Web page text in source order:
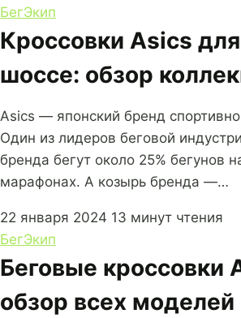
БегЭкип
Кроссовки Asics
шоссе: обзор
Asics — японский бренд
Один из лидеров беговой
бренда бегут около 25% бегунов
марафонах. А козырь бренда —…
22 января 2024 13 минут чтения
БегЭкип
Беговые кроссовки
обзор всех